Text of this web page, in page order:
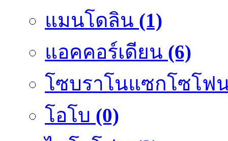
แมนโดลิน (1)
แอคคอร์เดียน (6)
โซบราโนแซกโซโฟ
โอโบ (0)